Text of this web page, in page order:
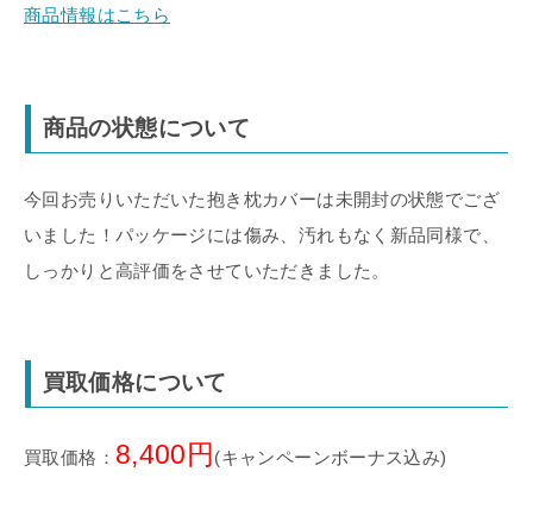
商品情報はこちら
商品の状態について
今回お売りいただいた抱き枕カバーは未開封の状態でござ
いました！パッケージには傷み、汚れもなく新品同様で、
しっかりと高評価をさせていただきました。
買取価格について
買取価格： 8,400円 (キャンペーンボーナス込み)